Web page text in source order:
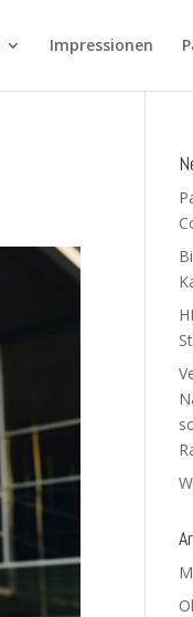
Impressionen